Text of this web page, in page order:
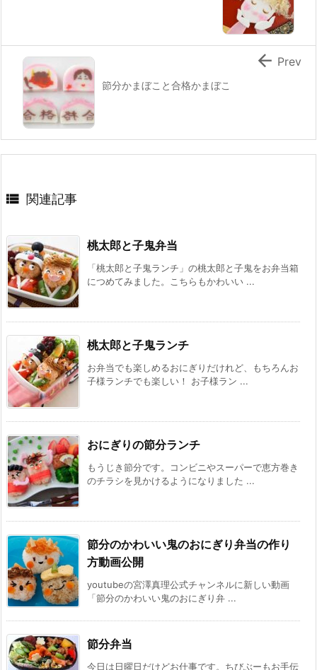
節分かまぼこと合格かまぼこ
 Prev
 関連記事
桃太郎と子鬼弁当
「桃太郎と子鬼ランチ」の桃太郎と子鬼をお弁当箱
につめてみました。こちらもかわいい ...
桃太郎と子鬼ランチ
お弁当でも楽しめるおにぎりだけれど、もちろんお
子様ランチでも楽しい！ お子様ラン ...
おにぎりの節分ランチ
もうじき節分です。コンビニやスーパーで恵方巻き
のチラシを見かけるようになりました ...
節分のかわいい鬼のおにぎり弁当の作り
方動画公開
youtubeの宮澤真理公式チャンネルに新しい動画
「節分のかわいい鬼のおにぎり弁 ...
節分弁当
今日は日曜日だけどお仕事です。ちびぶーもお手伝